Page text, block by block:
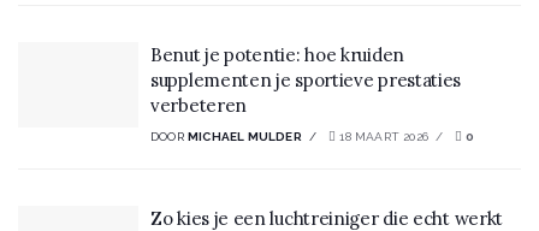
Benut je potentie: hoe kruiden
supplementen je sportieve prestaties
verbeteren
DOOR MICHAEL MULDER 18 MAART 2026 0
Zo kies je een luchtreiniger die echt werkt